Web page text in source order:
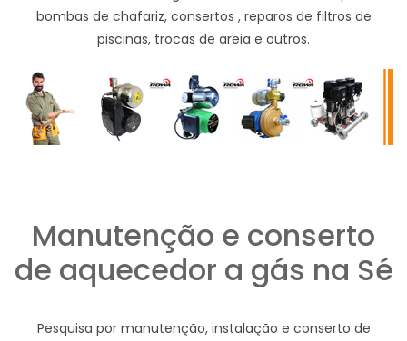
bombas de chafariz, consertos , reparos de filtros de
piscinas, trocas de areia e outros.
Manutenção e conserto
de aquecedor a gás na Sé
Pesquisa por manutenção, instalação e conserto de